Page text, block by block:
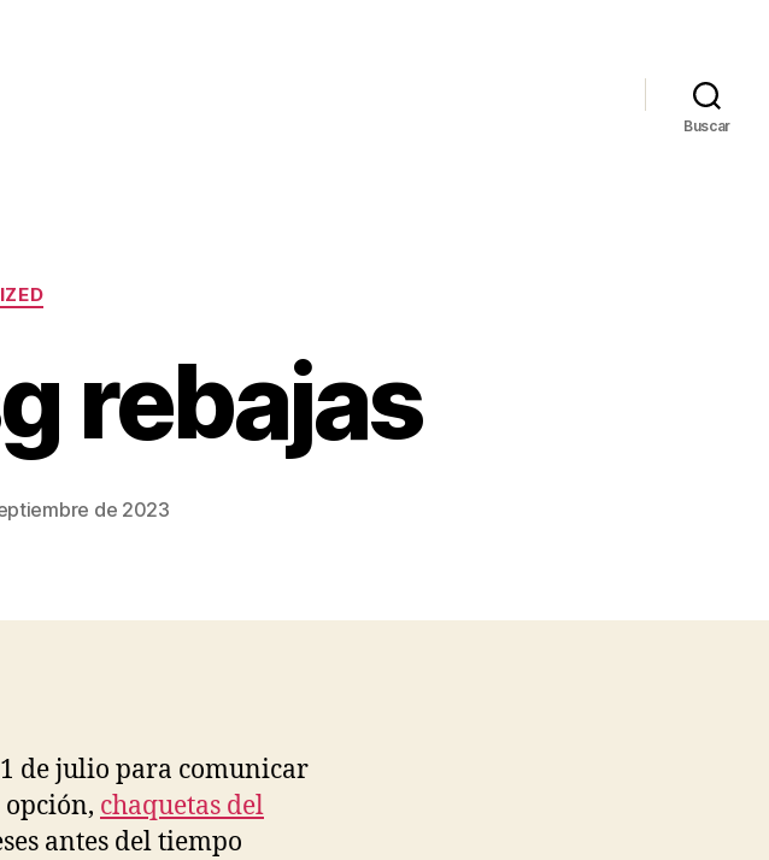
Buscar
rebajas
de 2023
de julio para comunicar
opción, chaquetas del
antes del tiempo